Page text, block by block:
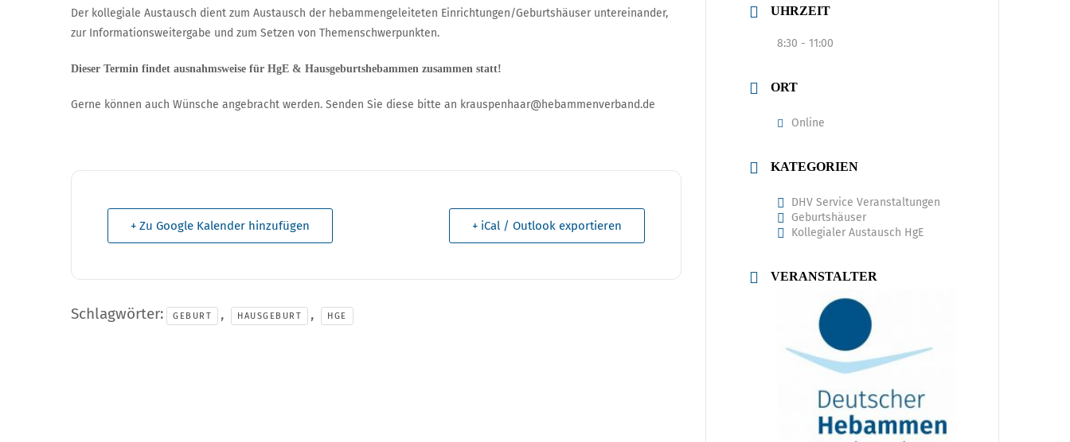
Der kollegiale Austausch dient zum Austausch der hebammengeleiteten Einrichtungen/Geburtshäuser untereinander,
zur Informationsweitergabe und zum Setzen von Themenschwerpunkten.
Dieser Termin findet ausnahmsweise für HgE & Hausgeburtshebammen zusammen statt!
Gerne können auch Wünsche angebracht werden. Senden Sie diese bitte an krauspenhaar@hebammenverband.de
+ Zu Google Kalender hinzufügen + iCal / Outlook exportieren
Schlagwörter: GEBURT , HAUSGEBURT , HGE
UHRZEIT
8:30 - 11:00
ORT
Online
KATEGORIEN
DHV Service Veranstaltungen
Geburtshäuser
Kollegialer Austausch HgE
VERANSTALTER